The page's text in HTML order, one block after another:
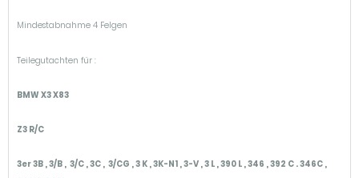
Mindestabnahme 4 Felgen
Teilegutachten für :
BMW X3 X83
Z3 R/C
3er 3B , 3/B , 3/C , 3C , 3/CG , 3 K , 3K-N1 , 3-V , 3 L , 390 L , 346 , 392 C . 346C ,